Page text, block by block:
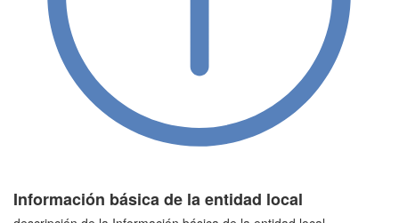
Información básica de la entidad local